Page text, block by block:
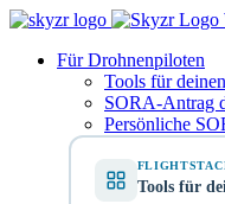
Für Drohnenpiloten
Tools für
SORA-Antrag
Persönliche
Tools für